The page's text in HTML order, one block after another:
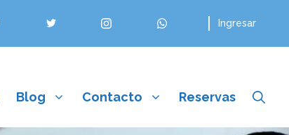
Ingresar
Blog Contacto Reservas